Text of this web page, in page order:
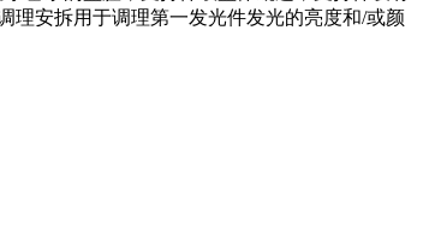
理安拆用于调理第一发光件发光的亮度和/或颜